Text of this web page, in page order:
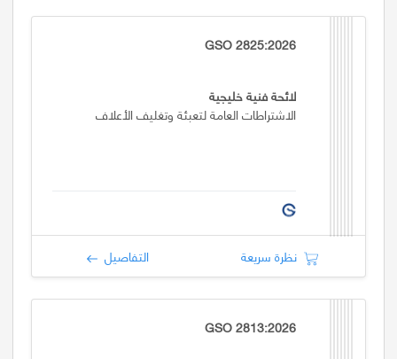
GSO 2825:2026
لائحة فنية خليجية
الاشتراطات العامة لتعبئة وتغليف الأعلاف
نظرة سريعة التفاصيل
GSO 2813:2026